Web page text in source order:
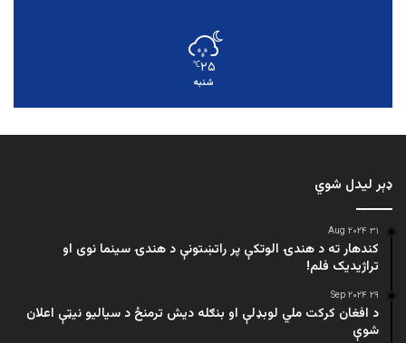
۲۵℃
شنبه
ډېر لیدل شوي
۳۱ Aug ۲۰۲۴
کندهار ته د هندۍ الوتکې پر راتښتونې د هندۍ سینما نوی او
تراژيديک فلم!
۲۹ Sep ۲۰۲۴
د افغان کرکت ملي لوبډلې او بنګله دیش ترمنځ د سیالیو نیټې اعلان
شوې